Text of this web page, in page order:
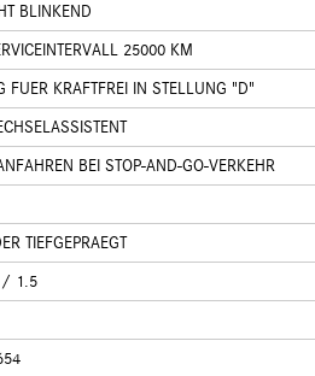
BLINKEND
25000 KM
FUER KRAFTFREI IN STELLUNG "D"
BEI STOP-AND-GO-VERKEHR
TIEFGEPRAEGT
/ 1.5